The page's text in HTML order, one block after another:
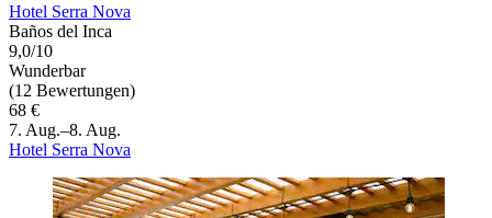
Hotel Serra Nova
Baños del Inca
9,0/10
Wunderbar
(12 Bewertungen)
68 €
7. Aug.–8. Aug.
Hotel Serra Nova